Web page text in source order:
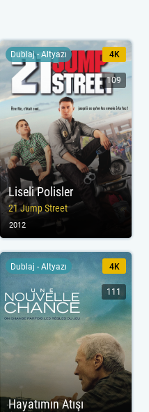
Liseli Polisler
21 Jump Street
Dublaj - Altyazı 4K
109
2012
Hayatımın Atışı
Dublaj - Altyazı 4K
111